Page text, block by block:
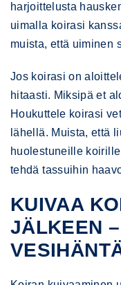
harjoittelusta
uimalla koirasi
muista, että uiminen
Jos koirasi on
hitaasti. Miksipä et
Houkuttele koirasi
lähellä. Muista, että
huolestuneille
tehdä tassuihin
KUIVAA
JÄLKEEN